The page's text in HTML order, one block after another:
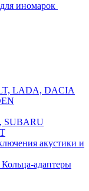
иномарок
LADA, DACIA
SUBARU
акустики и
адаптеры